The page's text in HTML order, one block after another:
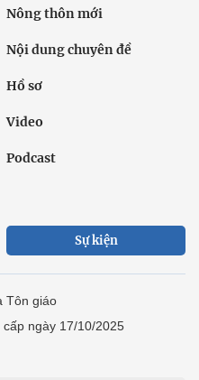
Nông thôn mới
Nội dung chuyên đề
Hồ sơ
Video
Podcast
Sự kiện
Tôn giáo
ngày 17/10/2025